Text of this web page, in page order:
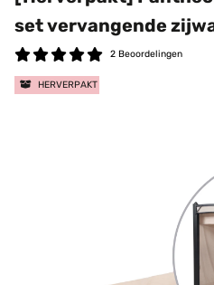
set vervangende
2 Beoordelingen
HERVERPAKT